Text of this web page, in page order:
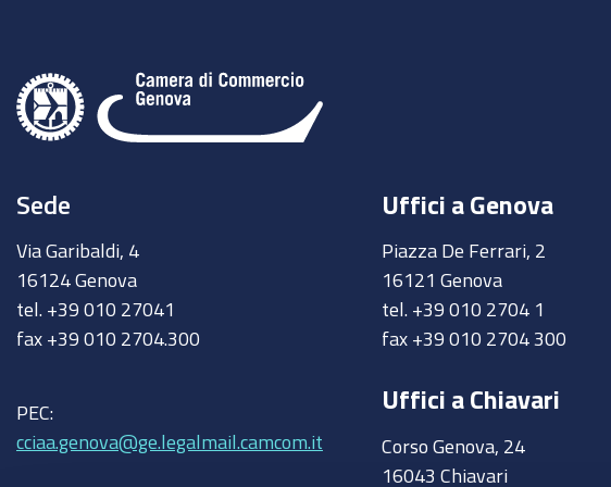
Sede
Via Garibaldi, 4
16124 Genova
tel. +39 010 27041
fax +39 010 2704.300
PEC:
cciaa.genova@ge.legalmail.camcom.it
Uffici a Genova
Piazza De Ferrari, 2
16121 Genova
tel. +39 010 2704 1
fax +39 010 2704 300
Uffici a Chiavari
Corso Genova, 24
16043 Chiavari